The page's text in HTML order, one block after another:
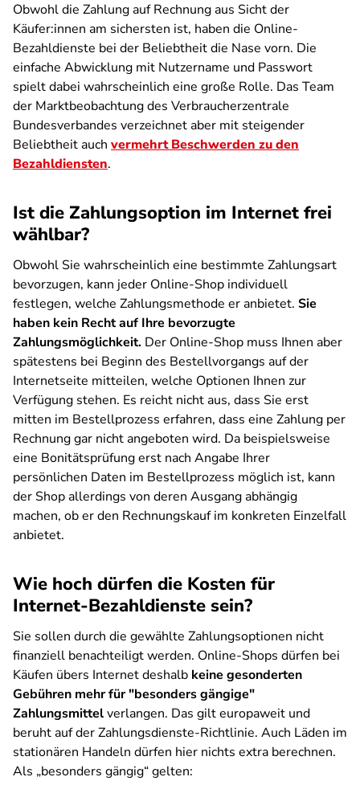
Obwohl die Zahlung auf Rechnung aus Sicht der
Käufer:innen am sichersten ist, haben die Online-
Bezahldienste bei der Beliebtheit die Nase vorn. Die
einfache Abwicklung mit Nutzername und Passwort
spielt dabei wahrscheinlich eine große Rolle. Das Team
der Marktbeobachtung des Verbraucherzentrale
Bundesverbandes verzeichnet aber mit steigender
Beliebtheit auch vermehrt Beschwerden zu den
Bezahldiensten.
Ist die Zahlungsoption im Internet frei
wählbar?
Obwohl Sie wahrscheinlich eine bestimmte Zahlungsart
bevorzugen, kann jeder Online-Shop individuell
festlegen, welche Zahlungsmethode er anbietet. Sie
haben kein Recht auf Ihre bevorzugte
Zahlungsmöglichkeit. Der Online-Shop muss Ihnen aber
spätestens bei Beginn des Bestellvorgangs auf der
Internetseite mitteilen, welche Optionen Ihnen zur
Verfügung stehen. Es reicht nicht aus, dass Sie erst
mitten im Bestellprozess erfahren, dass eine Zahlung per
Rechnung gar nicht angeboten wird. Da beispielsweise
eine Bonitätsprüfung erst nach Angabe Ihrer
persönlichen Daten im Bestellprozess möglich ist, kann
der Shop allerdings von deren Ausgang abhängig
machen, ob er den Rechnungskauf im konkreten Einzelfall
anbietet.
Wie hoch dürfen die Kosten für
Internet-Bezahldienste sein?
Sie sollen durch die gewählte Zahlungsoptionen nicht
finanziell benachteiligt werden. Online-Shops dürfen bei
Käufen übers Internet deshalb keine gesonderten
Gebühren mehr für "besonders gängige"
Zahlungsmittelverlangen. Das gilt europaweit und
beruht auf der Zahlungsdienste-Richtlinie. Auch Läden im
stationären Handeln dürfen hier nichts extra berechnen.
Als „besonders gängig“ gelten: